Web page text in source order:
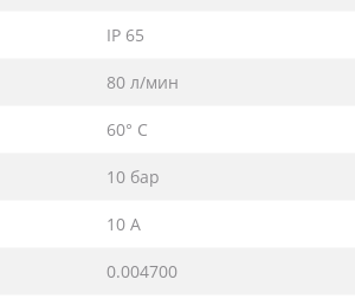
IP 65
80 л/мин
60° С
10 бар
10 A
0.004700